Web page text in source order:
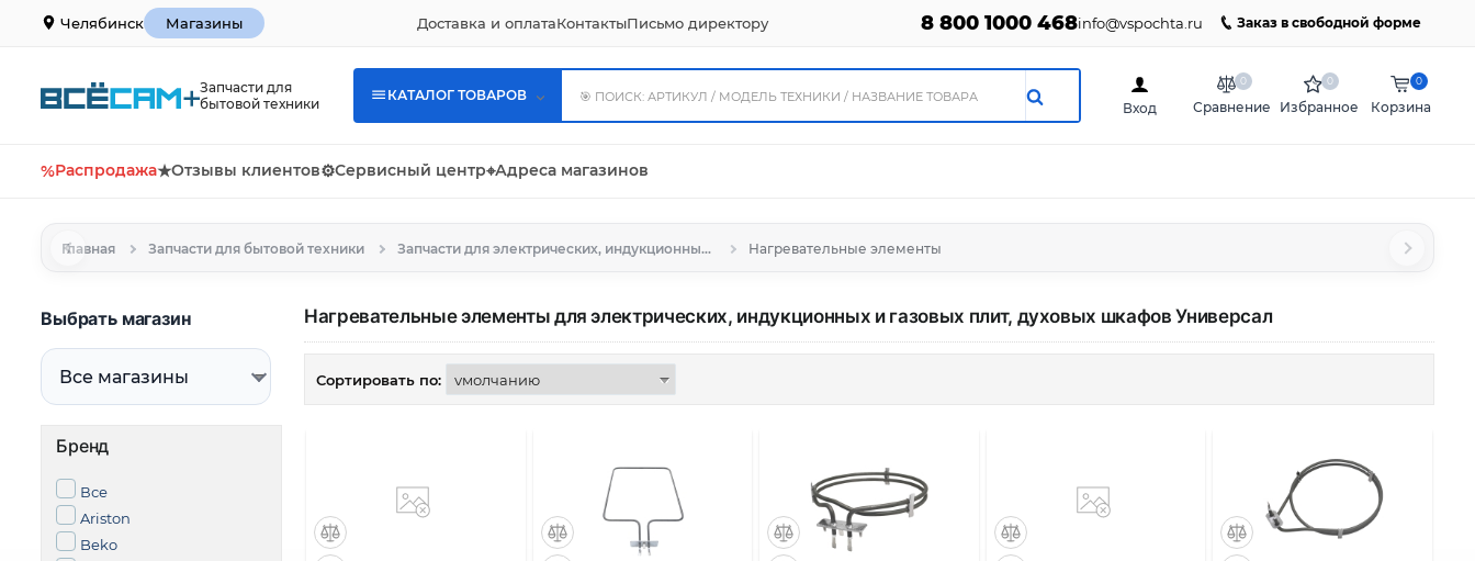
Челябинск Магазины Доставка и оплатаКонтактыПисьмо директору 8 800 1000 468info@vspochta.ru Заказ в свободной форме
Запчасти для
бытовой техники
КАТАЛОГ ТОВАРОВ
Вход Сравнение
0
Избранное
0
Корзина
0
%Распродажа★Отзывы клиентов⚙Сервисный центр⌖Адреса магазинов
Главная Запчасти для бытовой техники Запчасти для электрических, индукционных и газовых плит, духовых шкафов Нагревательные элементы
Выбрать магазин
Бренд
Все
Ariston
Beko
Нагревательные элементы для электрических, индукционных и газовых плит, духовых шкафовУниверсал
Сортировать по: